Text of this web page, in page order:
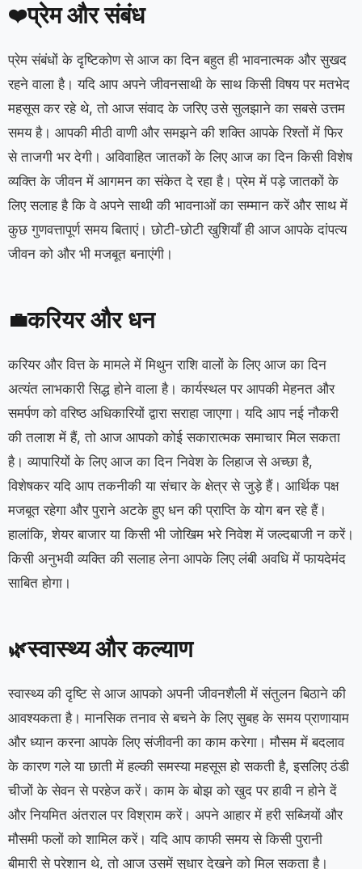
❤️प्रेम और संबंध
प्रेम संबंधों के दृष्टिकोण से आज का दिन बहुत ही भावनात्मक और सुखद
रहने वाला है। यदि आप अपने जीवनसाथी के साथ किसी विषय पर मतभेद
महसूस कर रहे थे, तो आज संवाद के जरिए उसे सुलझाने का सबसे उत्तम
समय है। आपकी मीठी वाणी और समझने की शक्ति आपके रिश्तों में फिर
से ताजगी भर देगी। अविवाहित जातकों के लिए आज का दिन किसी विशेष
व्यक्ति के जीवन में आगमन का संकेत दे रहा है। प्रेम में पड़े जातकों के
लिए सलाह है कि वे अपने साथी की भावनाओं का सम्मान करें और साथ में
कुछ गुणवत्तापूर्ण समय बिताएं। छोटी-छोटी खुशियाँ ही आज आपके दांपत्य
जीवन को और भी मजबूत बनाएंगी।
💼करियर और धन
करियर और वित्त के मामले में मिथुन राशि वालों के लिए आज का दिन
अत्यंत लाभकारी सिद्ध होने वाला है। कार्यस्थल पर आपकी मेहनत और
समर्पण को वरिष्ठ अधिकारियों द्वारा सराहा जाएगा। यदि आप नई नौकरी
की तलाश में हैं, तो आज आपको कोई सकारात्मक समाचार मिल सकता
है। व्यापारियों के लिए आज का दिन निवेश के लिहाज से अच्छा है,
विशेषकर यदि आप तकनीकी या संचार के क्षेत्र से जुड़े हैं। आर्थिक पक्ष
मजबूत रहेगा और पुराने अटके हुए धन की प्राप्ति के योग बन रहे हैं।
हालांकि, शेयर बाजार या किसी भी जोखिम भरे निवेश में जल्दबाजी न करें।
किसी अनुभवी व्यक्ति की सलाह लेना आपके लिए लंबी अवधि में फायदेमंद
साबित होगा।
🌿स्वास्थ्य और कल्याण
स्वास्थ्य की दृष्टि से आज आपको अपनी जीवनशैली में संतुलन बिठाने की
आवश्यकता है। मानसिक तनाव से बचने के लिए सुबह के समय प्राणायाम
और ध्यान करना आपके लिए संजीवनी का काम करेगा। मौसम में बदलाव
के कारण गले या छाती में हल्की समस्या महसूस हो सकती है, इसलिए ठंडी
चीजों के सेवन से परहेज करें। काम के बोझ को खुद पर हावी न होने दें
और नियमित अंतराल पर विश्राम करें। अपने आहार में हरी सब्जियों और
मौसमी फलों को शामिल करें। यदि आप काफी समय से किसी पुरानी
बीमारी से परेशान थे, तो आज उसमें सुधार देखने को मिल सकता है।